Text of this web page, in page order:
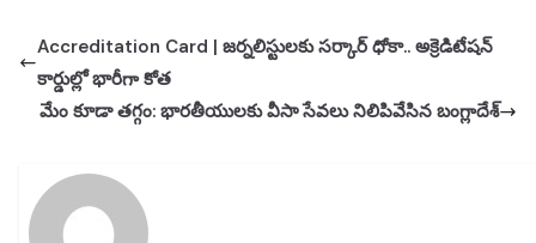
Accreditation Card | జర్నలిస్టులకు సర్కార్‌ ధోకా.. అక్రెడిటేషన్‌
కార్డుల్లో భారీగా కోత
మేం కూడా తగ్గం: భారతీయులకు వీసా సేవలు నిలిపివేసిన బంగ్లాదేశ్